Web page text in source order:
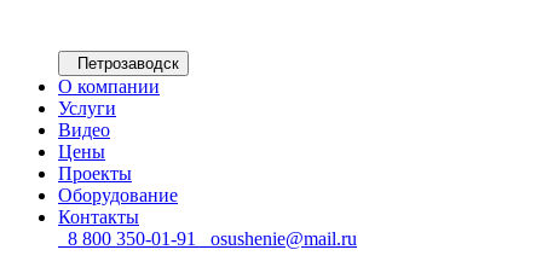
Петрозаводск
О компании
Услуги
Видео
Цены
Проекты
Оборудование
Контакты
8 800 350-01-91
osushenie@mail.ru